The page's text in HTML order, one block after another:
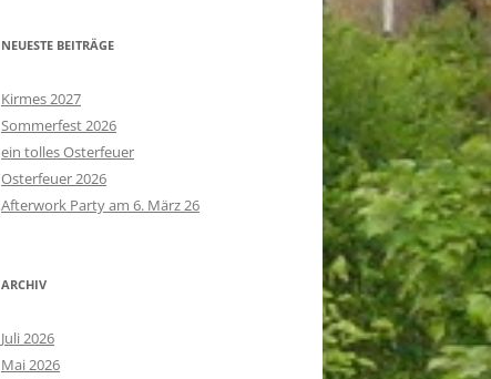
NEUESTE BEITRÄGE
Kirmes 2027
Sommerfest 2026
ein tolles Osterfeuer
Osterfeuer 2026
Afterwork Party am 6. März 26
ARCHIV
Juli 2026
Mai 2026